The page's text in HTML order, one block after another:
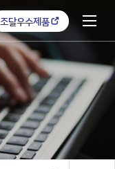
조달우수제품